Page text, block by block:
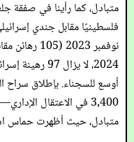
فلسطينيًا مقابل جندي
2024، لا
أوسع للسجناء. بإطلاق سراح
3,400 في الاعتقال
متبادل، حيث أظهرت حماس